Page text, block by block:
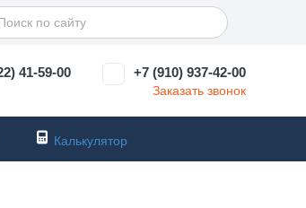
41-59-00 +7 (910) 937-42-00
Заказать звонок
Калькулятор